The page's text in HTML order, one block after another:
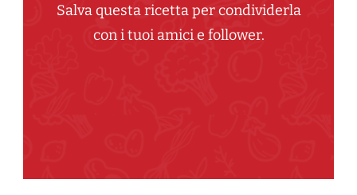
Salva questa ricetta per condividerla
con i tuoi amici e follower.